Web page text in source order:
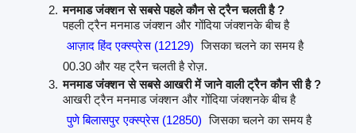
मनमाड जंक्शन से सबसे पहले कौन से ट्रैन चलती है ?
पहली ट्रैन मनमाड जंक्शन और गोंदिया जंक्शनके बीच है
आज़ाद हिंद एक्स्प्रेस (12129) जिसका चलने का समय है
00.30 और यह ट्रैन चलती है रोज़.
मनमाड जंक्शन से सबसे आखरी में जाने वाली ट्रैन कौन सी है ?
आखरी ट्रैन मनमाड जंक्शन और गोंदिया जंक्शनके बीच है
पुणे बिलासपुर एक्स्प्रेस (12850) जिसका चलने का समय है